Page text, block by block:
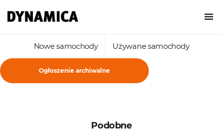
Nowe samochody Używane samochody
Ogłoszenie archiwalne
Podobne